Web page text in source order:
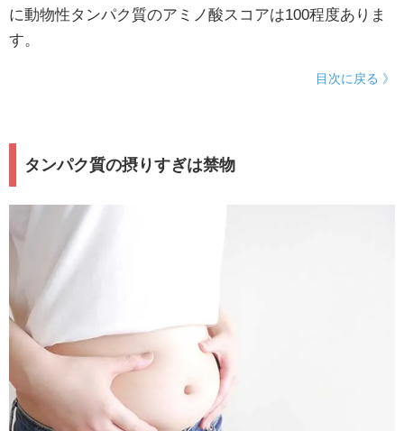
に動物性タンパク質のアミノ酸スコアは100程度ありま
す。
目次に戻る 》
タンパク質の摂りすぎは禁物